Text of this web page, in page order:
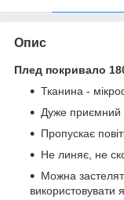
Опис
Плед покривало
Тканина -
Дуже приємний
Пропускає
Не линяє, не
Можна
використовувати